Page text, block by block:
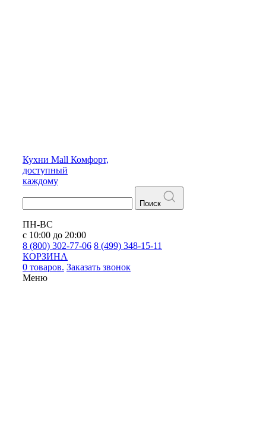
Кухни Mall Комфорт,
доступный
каждому
Поиск
ПН-ВС
с 10:00 до 20:00
8 (800) 302-77-06 8 (499) 348-15-11
КОРЗИНА
0 товаров. Заказать звонок
Меню